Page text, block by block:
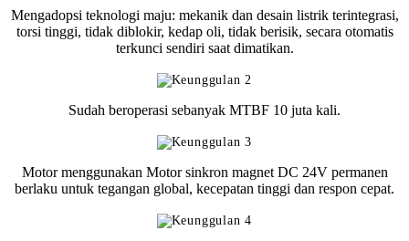
Mengadopsi teknologi maju: mekanik dan desain listrik terintegrasi,
torsi tinggi, tidak diblokir, kedap oli, tidak berisik, secara otomatis
terkunci sendiri saat dimatikan.
Sudah beroperasi sebanyak MTBF 10 juta kali.
Motor menggunakan Motor sinkron magnet DC 24V permanen
berlaku untuk tegangan global, kecepatan tinggi dan respon cepat.